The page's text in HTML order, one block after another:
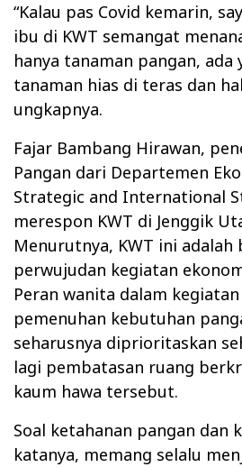
“Kalau pas Covid kemarin,
ibu di KWT semangat
hanya tanaman pangan, ada
tanaman hias di teras dan
ungkapnya.
Fajar Bambang Hirawan,
Pangan dari Departemen
Strategic and International
merespon KWT di Jenggik
Menurutnya, KWT ini adalah
perwujudan kegiatan
Peran wanita dalam
pemenuhan kebutuhan
seharusnya diprioritaskan
lagi pembatasan ruang
kaum hawa tersebut.
Soal ketahanan pangan dan
katanya, memang selalu